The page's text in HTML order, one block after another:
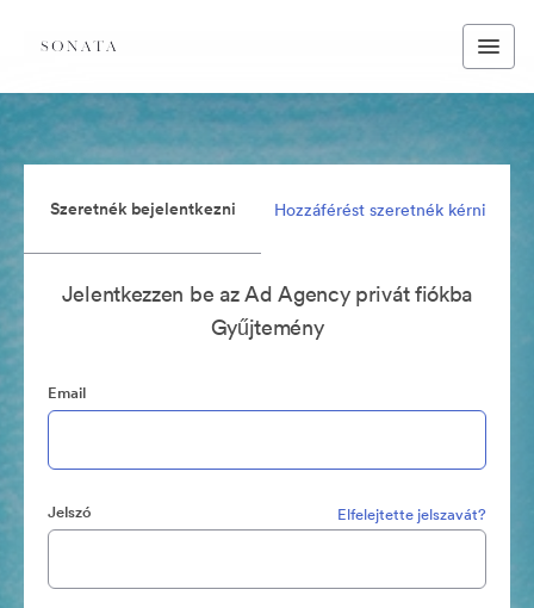
Szeretnék bejelentkezni Hozzáférést szeretnék kérni
Jelentkezzen be az Ad Agency privát fiókba
Gyűjtemény
Email
Jelszó Elfelejtette jelszavát?